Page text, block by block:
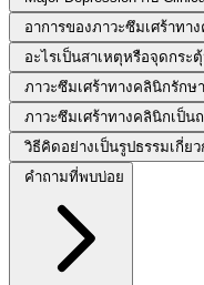
อาการของภาวะซึมเศร้าทา
อะไรเป็นสาเหตุหรือจุดกระ
ภาวะซึมเศร้าทางคลินิกรักษ
ภาวะซึมเศร้าทางคลินิกเป็น
วิธีคิดอย่างเป็นรูปธรรมเกี่ย
คำถามที่พบบ่อย